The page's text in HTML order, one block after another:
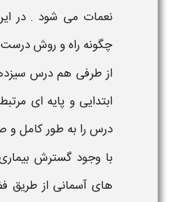
نعمات می شود . در
چگونه راه و روش درست
از طرفی هم درس
ابتدایی و پایه ای
درس را به طور کامل و
با وجود گسترش
های آسمانیاز طریق